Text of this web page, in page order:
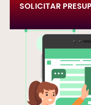
SOLICITAR